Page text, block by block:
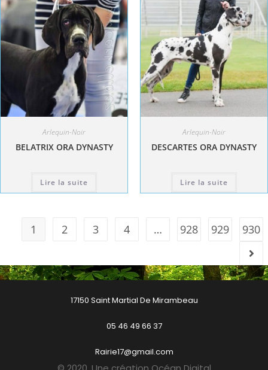
Arlequin-Noir
BELATRIX ORA DYNASTY
Lire la suite
Arlequin-Noir
DESCARTES ORA DYNASTY
Lire la suite
1 2 3 4 … 928 929 930
17150 Saint Martial De Mirambeau
05 46 49 66 37
Rairie17@gmail.com